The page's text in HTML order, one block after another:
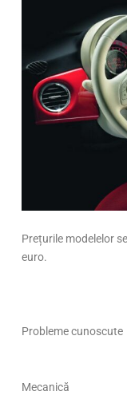
Prețurile modelelor
euro.
Probleme cunoscute
Mecanică